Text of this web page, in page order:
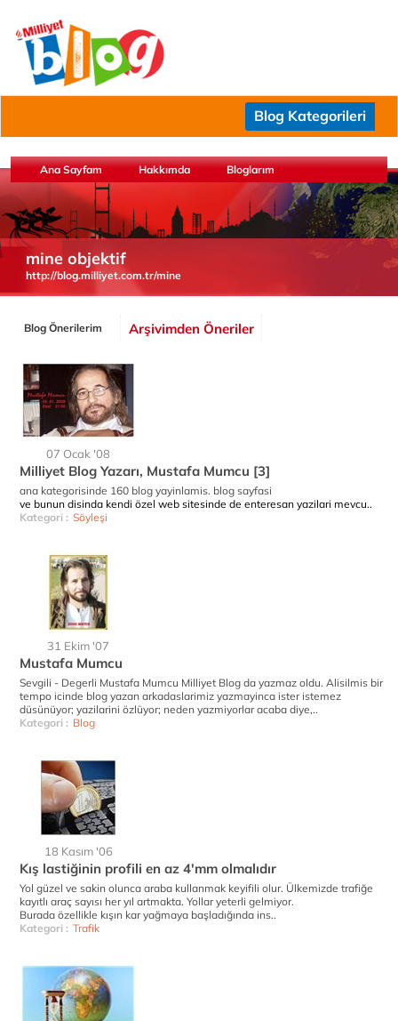
Blog Kategorileri
Ana Sayfam Hakkımda Bloglarım
mine objektif
http://blog.milliyet.com.tr/mine
Blog Önerilerim Arşivimden Öneriler
07 Ocak '08
Milliyet Blog Yazarı, Mustafa Mumcu [3]
ana kategorisinde 160 blog yayinlamis. blog sayfasi
ve bunun disinda kendi özel web sitesinde de enteresan yazilari mevcu..
Kategori : Söyleşi
31 Ekim '07
Mustafa Mumcu
Sevgili - Degerli Mustafa Mumcu Milliyet Blog da yazmaz oldu. Alisilmis bir
tempo icinde blog yazan arkadaslarimiz yazmayinca ister istemez
düsünüyor; yazilarini özlüyor; neden yazmiyorlar acaba diye,..
Kategori : Blog
18 Kasım '06
Kış lastiğinin profili en az 4'mm olmalıdır
Yol güzel ve sakin olunca araba kullanmak keyifili olur. Ülkemizde trafiğe
kayıtlı araç sayısı her yıl artmakta. Yollar yeterli gelmiyor.
Burada özellikle kışın kar yağmaya başladığında ins..
Kategori : Trafik